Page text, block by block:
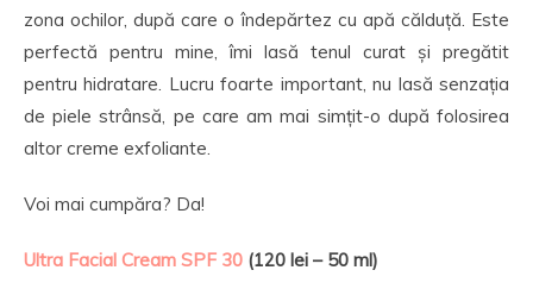
zona ochilor, după care o îndepărtez cu apă călduță. Este
perfectă pentru mine, îmi lasă tenul curat și pregătit
pentru hidratare. Lucru foarte important, nu lasă senzația
de piele strânsă, pe care am mai simțit-o după folosirea
altor creme exfoliante.
Voi mai cumpăra? Da!
Ultra Facial Cream SPF 30 (120 lei – 50 ml)